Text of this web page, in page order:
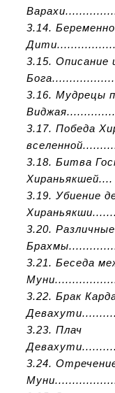
3.14.
3.15. Описание
3.16. Мудрецы
3.17. Победа
3.18. Битва
Хираньякшей....
3.19. Убиение
3.20.
3.21. Беседа
3.22. Брак
3.23. Плач
3.24.